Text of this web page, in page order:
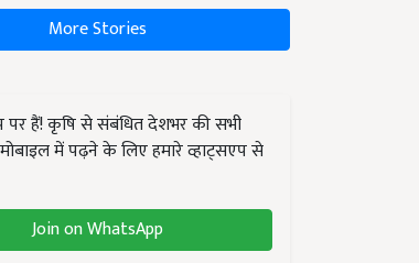
More Stories
पर हैं! कृषि से संबंधित देशभर की सभी
में पढ़ने के लिए हमारे व्हाट्सएप से
Join on WhatsApp